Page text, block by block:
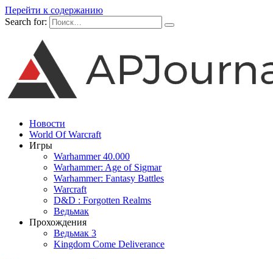
Перейти к содержанию
Search for:
Новости
World Of Warcraft
Игры
Warhammer 40.000
Warhammer: Age of Sigmar
Warhammer: Fantasy Battles
Warcraft
D&D : Forgotten Realms
Ведьмак
Прохождения
Ведьмак 3
Kingdom Come Deliverance